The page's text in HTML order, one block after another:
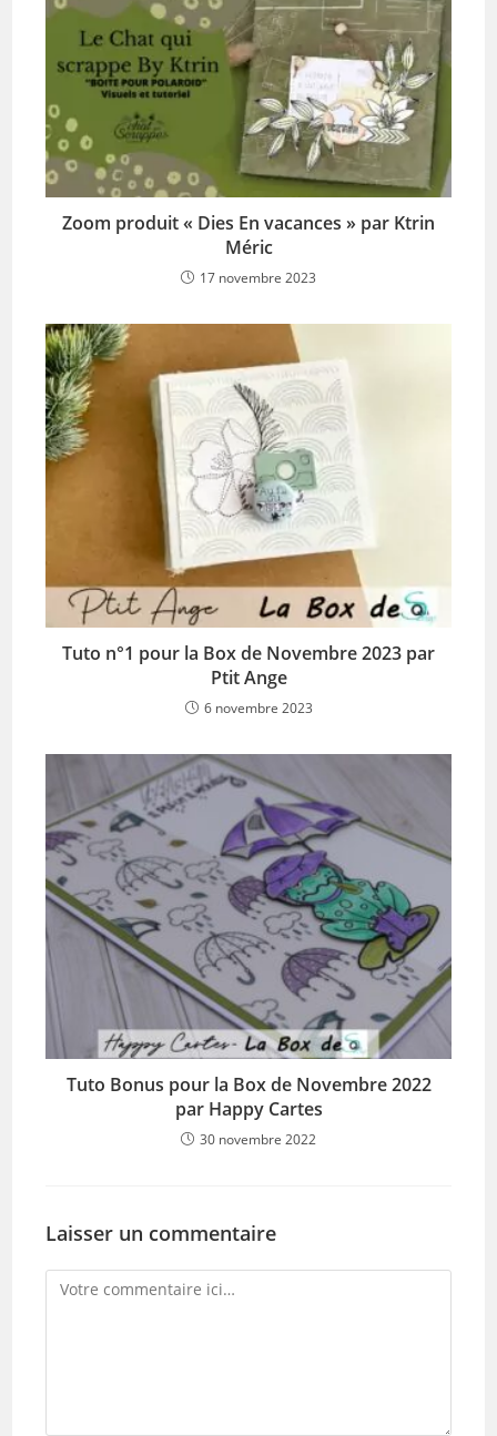
Zoom produit « Dies En vacances » par Ktrin
Méric
17 novembre 2023
Tuto n°1 pour la Box de Novembre 2023 par
Ptit Ange
6 novembre 2023
Tuto Bonus pour la Box de Novembre 2022
par Happy Cartes
30 novembre 2022
Laisser un commentaire
Comment